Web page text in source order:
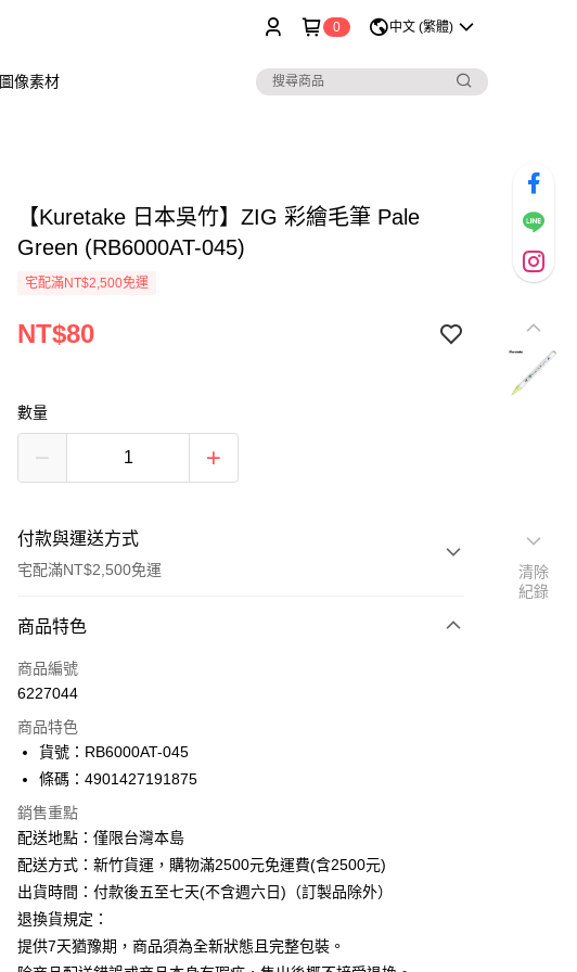
0 中文 (繁體)
圖像素材
【Kuretake 日本吳竹】ZIG 彩繪毛筆 Pale
Green (RB6000AT-045)
宅配滿NT$2,500免運
NT$80
數量
付款與運送方式
宅配滿NT$2,500免運
付款方式
信用卡一次付款
街口支付
悠遊付
ATM付款
運送方式
下單前請先詢問庫存
每筆NT$130，滿NT$2,500(含以上)免運費
商品特色
商品編號
6227044
商品特色
貨號：RB6000AT-045
條碼：4901427191875
銷售重點
配送地點：僅限台灣本島
配送方式：新竹貨運，購物滿2500元免運費(含2500元)
出貨時間：付款後五至七天(不含週六日)（訂製品除外）
退換貨規定：
提供7天猶豫期，商品須為全新狀態且完整包裝。
清除
紀錄